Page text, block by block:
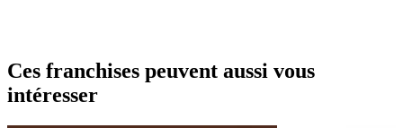
Ces franchises peuvent aussi vous
intéresser